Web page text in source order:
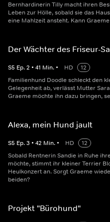
Bernhardinerin Tilly macht ihren
Leben zur Hölle, sobald sie das
eine Mahlzeit ansteht. Kann
Der Wächter des Friseur-
S5 Ep.2 • 41 Min. • HD
12
Familienhund Doodle schleckt den
Gelegenheit ab, verlässt Mutter
Graeme möchte ihn dazu bringen,
Alexa, mein Hund jault
S5 Ep.3 • 42 Min. • HD
12
Sobald Rentnerin Sandie in Ruhe
möchte, stimmt ihr kleiner Terrier
Heulkonzert an. Sorgt Graeme
beiden?
Projekt "Bürohund"